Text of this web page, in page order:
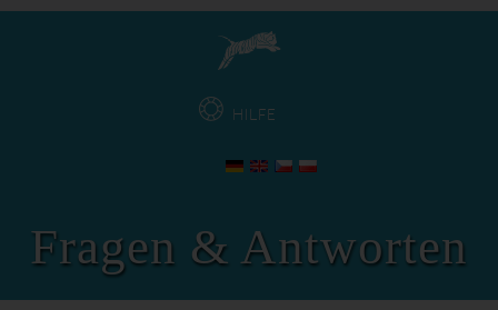
HILFE
Fragen & Antworten